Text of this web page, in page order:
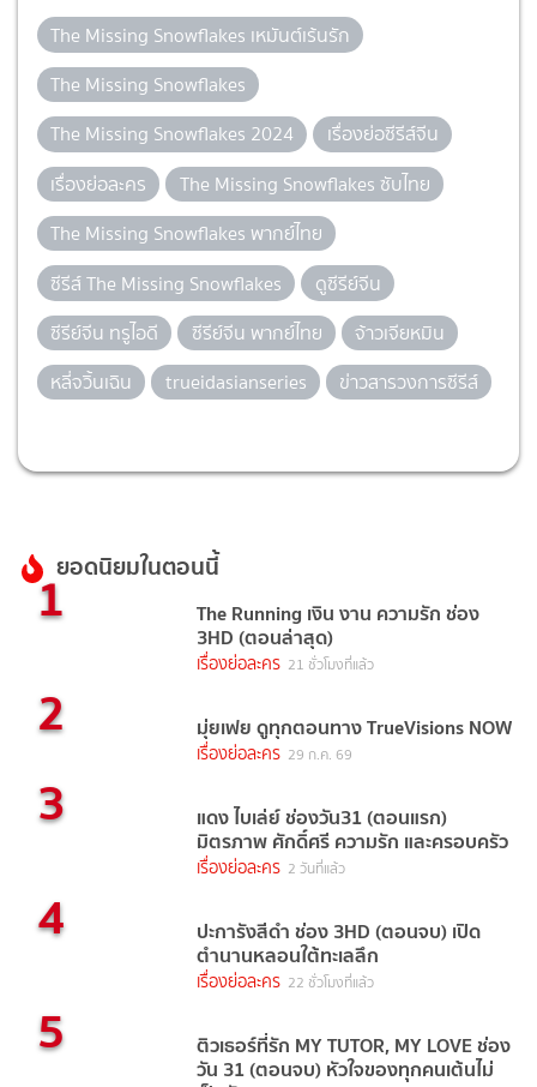
The Missing Snowflakes เหมันต์เร้นรัก
The Missing Snowflakes
The Missing Snowflakes 2024
เรื่องย่อซีรีส์จีน
เรื่องย่อละคร
The Missing Snowflakes ซับไทย
The Missing Snowflakes พากย์ไทย
ซีรีส์ The Missing Snowflakes
ดูซีรีย์จีน
ซีรีย์จีน ทรูไอดี
ซีรีย์จีน พากย์ไทย
จ้าวเจียหมิน
หลี่จวิ้นเฉิน
trueidasianseries ข่าวสารวงการซีรีส์
ยอดนิยมในตอนนี้
1 The Running เงิน งาน ความรัก ช่อง
3HD (ตอนล่าสุด)
เรื่องย่อละคร 21 ชั่วโมงที่แล้ว
2 มุ่ยเฟย ดูทุกตอนทาง TrueVisions NOW
เรื่องย่อละคร 29 ก.ค. 69
3 แดง ไบเล่ย์ ช่องวัน31 (ตอนแรก)
มิตรภาพ ศักดิ์ศรี ความรัก และครอบครัว
เรื่องย่อละคร 2 วันที่แล้ว
4 ปะการังสีดำ ช่อง 3HD (ตอนจบ) เปิด
ตำนานหลอนใต้ทะเลลึก
เรื่องย่อละคร 22 ชั่วโมงที่แล้ว
5 ติวเธอร์ที่รัก MY TUTOR, MY LOVE ช่อง
วัน 31 (ตอนจบ) หัวใจของทุกคนเต้นไม่